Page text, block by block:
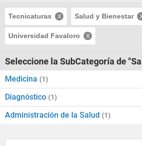
Tecnicaturas Salud y Bienestar
Universidad Favaloro
Seleccione la SubCategoría de
Medicina (1)
Diagnóstico (1)
Administración de la Salud (1)